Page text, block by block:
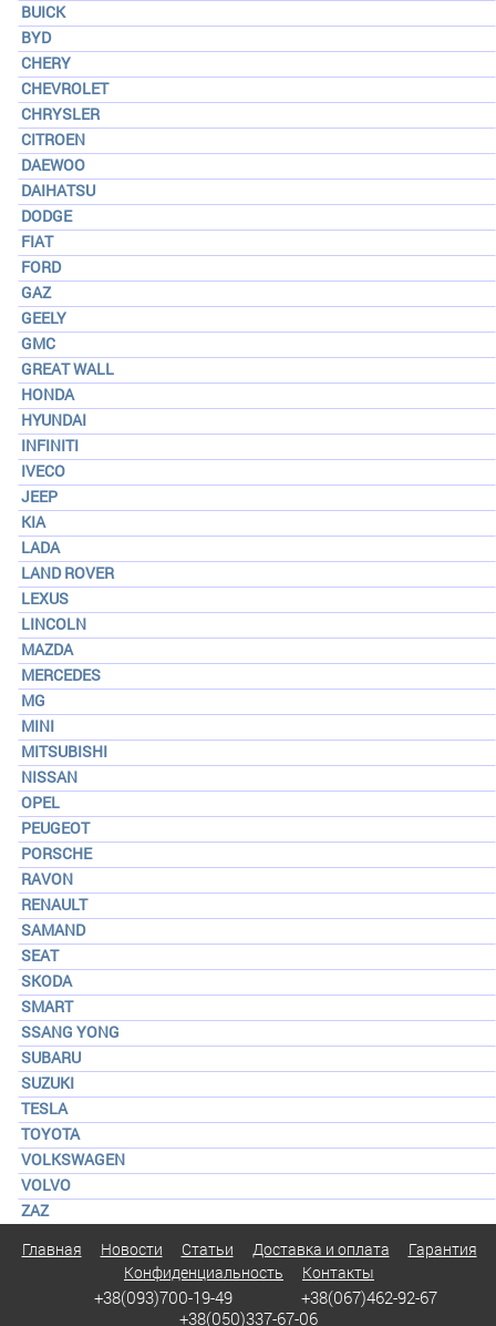
BUICK
BYD
CHERY
CHEVROLET
CHRYSLER
CITROEN
DAEWOO
DAIHATSU
DODGE
FIAT
FORD
GAZ
GEELY
GMC
GREAT WALL
HONDA
HYUNDAI
INFINITI
IVECO
JEEP
KIA
LADA
LAND ROVER
LEXUS
LINCOLN
MAZDA
MERCEDES
MG
MINI
MITSUBISHI
NISSAN
OPEL
PEUGEOT
PORSCHE
RAVON
RENAULT
SAMAND
SEAT
SKODA
SMART
SSANG YONG
SUBARU
SUZUKI
TESLA
TOYOTA
VOLKSWAGEN
VOLVO
ZAZ
Главная Новости Статьи Доставка и оплата
Гарантия
Конфиденциальность
Контакты
+38(093)700-19-49
+38(067)462-92-67
+38(050)337-67-06